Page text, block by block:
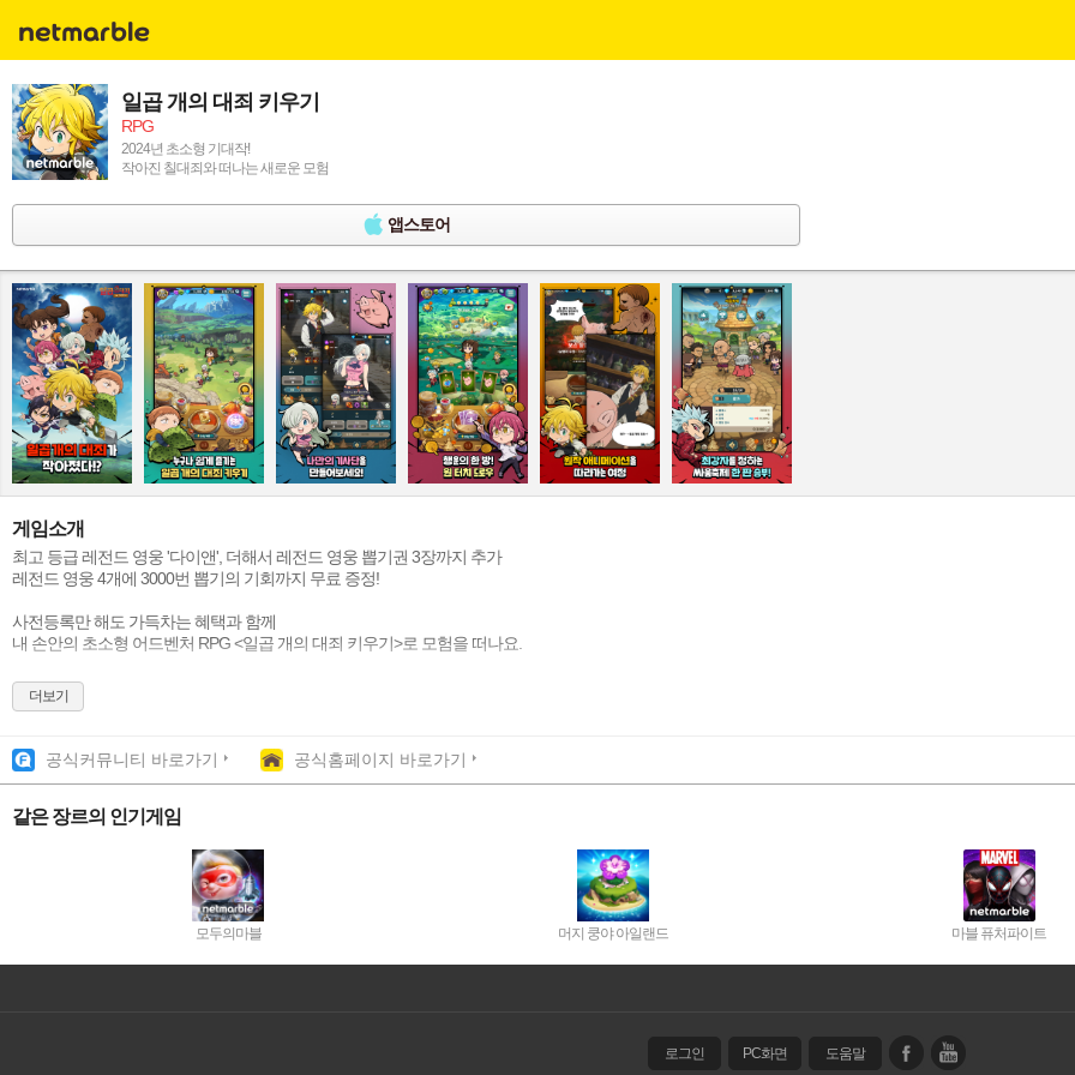
일곱 개의 대죄 키우기
RPG
2024년 초소형 기대작!
작아진 칠대죄와 떠나는 새로운 모험
앱스토어
게임소개
최고 등급 레전드 영웅 '다이앤', 더해서 레전드 영웅 뽑기권 3장까지 추가
레전드 영웅 4개에 3000번 뽑기의 기회까지 무료 증정!
사전등록만 해도 가득차는 혜택과 함께
내 손안의 초소형 어드벤처 RPG <일곱 개의 대죄 키우기>로 모험을 떠나요.
==============================================
터치, 터치, 터치! 손 안에서 터트리는 성장 잭팟!!!
쉽고 편한 원터치 드로우로 무한 성장하는 재미가 한 가득
▶ 글로벌 명작 칠대죄 게임의 새로운 변신!
귀여운 모습으로 작아진 〈일곱 개의 대죄〉와 함께 브리타니아 대륙을 여행하자~
▶〈돼지의 모자〉 주점과 함께 하는 손 쉬운 성장!
가만히 둬도 영웅과 주점이 성장한다~
세상에서 가장 편한 모험이 시작된다!
더보기
공식커뮤니티 바로가기 공식홈페이지 바로가기
같은 장르의 인기게임
모두의마블 머지 쿵야 아일랜드 마블 퓨처파이트
로그인 PC화면 도움말